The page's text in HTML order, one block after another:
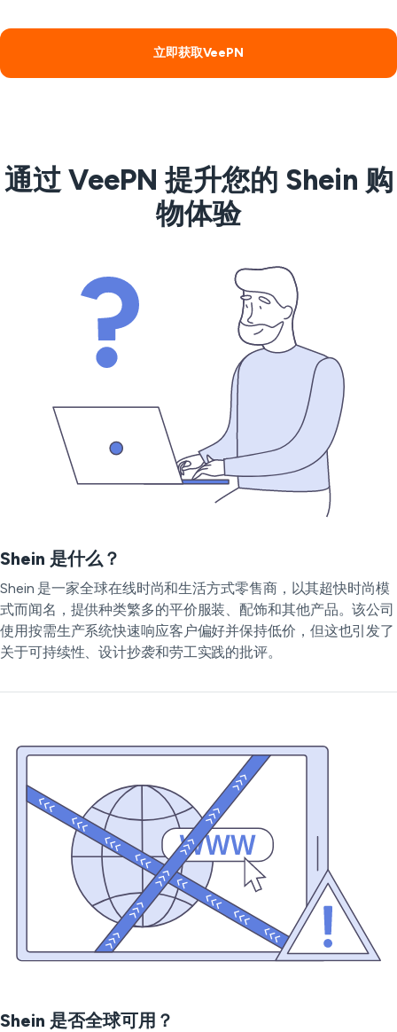
立即获取VeePN
通过 VeePN 提升您的 Shein 购
物体验
Shein 是什么？
Shein 是一家全球在线时尚和生活方式零售商，以其超快时尚模
式而闻名，提供种类繁多的平价服装、配饰和其他产品。该公司
使用按需生产系统快速响应客户偏好并保持低价，但这也引发了
关于可持续性、设计抄袭和劳工实践的批评。
Shein 是否全球可用？